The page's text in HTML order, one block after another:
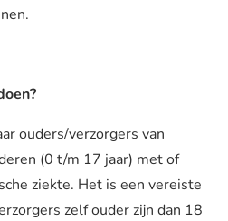
ouders/verzorgers van
(0 t/m 17 jaar) met of
ziekte. Het is een vereiste
zelf ouder zijn dan 18